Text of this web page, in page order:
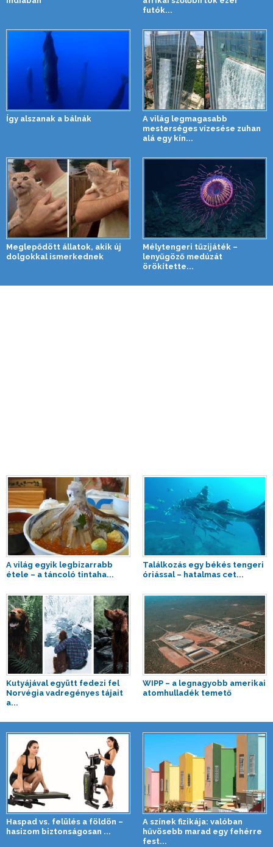
futók...
Így alszanak a bálnák
A világ legmagasabb
mesterséges vízesése zuhan
alá egy kín...
Meglepődött állatok, akik új
dolgokkal ismerkednek
Mélytengeri tűzijáték –
lenyűgöző medúzát
örökítette...
A világ egyik legbizarrabb
étele – a táncoló tintaha...
Találkozás egy békés tengeri
óriással – hatalmas cet...
Kutyájával együtt fedezi fel
Norvégia vadregényes tájait
a...
WIPP – a legnagyobb amerikai
atomhulladék temető
Haspad vs. felülés a földön –
hasizom biztonságosan ...
A színek fizikája: valóban
hűvösebb marad egy fehérre
fest...